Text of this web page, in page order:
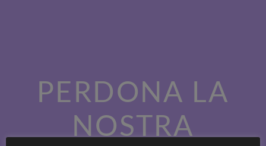
PERDONA LA
NOSTRA